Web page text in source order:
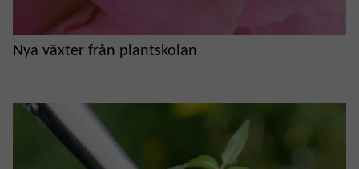
Nya växter från plantskolan